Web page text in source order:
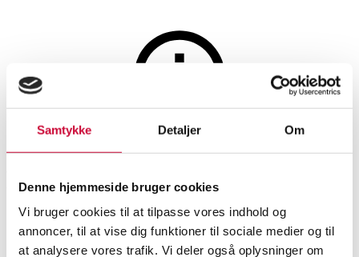
Samtykke Detaljer Om
Denne hjemmeside bruger cookies
Vi bruger cookies til at tilpasse vores indhold og
annoncer, til at vise dig funktioner til sociale medier og til
at analysere vores trafik. Vi deler også oplysninger om
Auktionen er afsluttet
Persisk Tabriz 'Patina' 400x290
cm